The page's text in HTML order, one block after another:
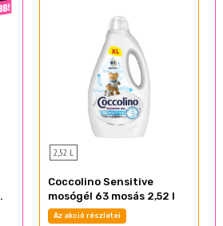
2,52 L
Coccolino Sensitive
mosógél 63 mosás 2,52 l
Az akció részletei